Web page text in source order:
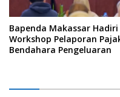
Bapenda Makassar Hadiri
Workshop Pelaporan
Bendahara Pengeluaran